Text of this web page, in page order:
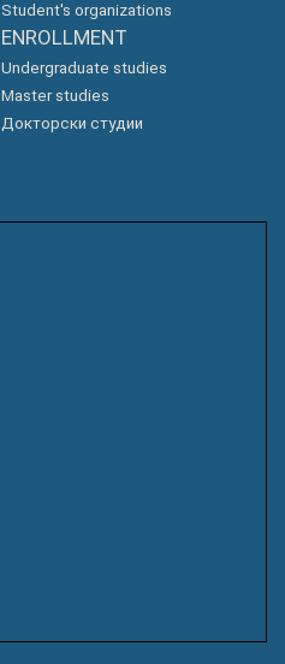
Student's organizations
ENROLLMENT
Undergraduate studies
Master studies
Докторски студии